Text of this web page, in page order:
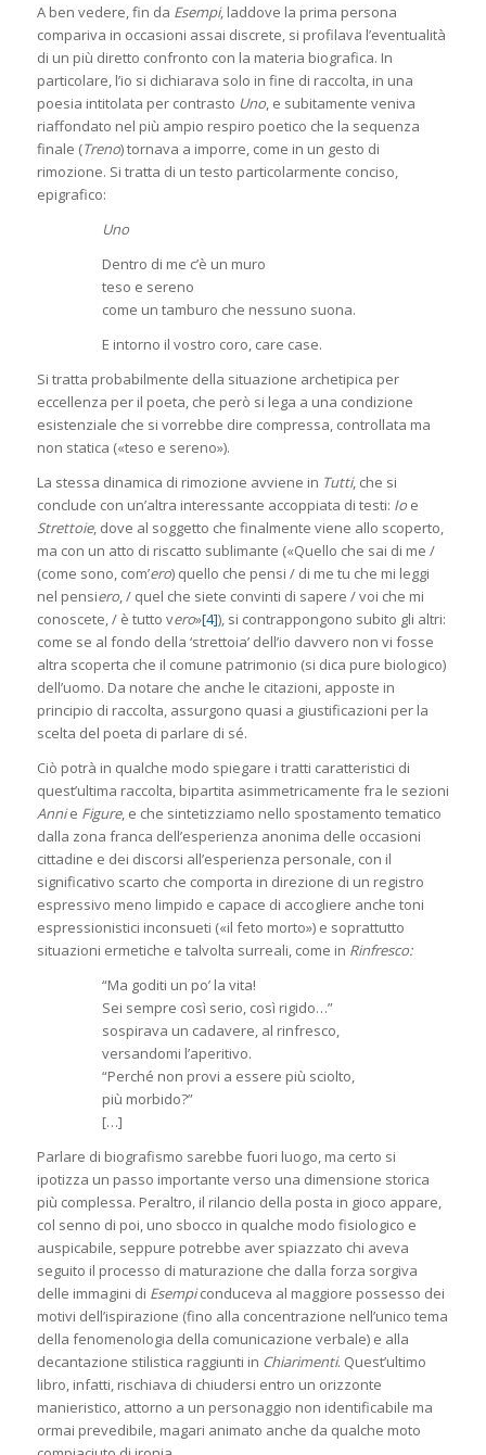
A ben vedere, fin da Esempi, laddove la prima persona
compariva in occasioni assai discrete, si profilava l’eventualità
di un più diretto confronto con la materia biografica. In
particolare, l’io si dichiarava solo in fine di raccolta, in una
poesia intitolata per contrasto Uno, e subitamente veniva
riaffondato nel più ampio respiro poetico che la sequenza
finale (Treno) tornava a imporre, come in un gesto di
rimozione. Si tratta di un testo particolarmente conciso,
epigrafico:
Uno
Dentro di me c’è un muro
teso e sereno
come un tamburo che nessuno suona.
E intorno il vostro coro, care case.
Si tratta probabilmente della situazione archetipica per
eccellenza per il poeta, che però si lega a una condizione
esistenziale che si vorrebbe dire compressa, controllata ma
non statica («teso e sereno»).
La stessa dinamica di rimozione avviene in Tutti, che si
conclude con un’altra interessante accoppiata di testi: Io e
Strettoie, dove al soggetto che finalmente viene allo scoperto,
ma con un atto di riscatto sublimante («Quello che sai di me /
(come sono, com’ero) quello che pensi / di me tu che mi leggi
nel pensiero, / quel che siete convinti di sapere / voi che mi
conoscete, / è tutto vero»[4]), si contrappongono subito gli altri:
come se al fondo della ‘strettoia’ dell’io davvero non vi fosse
altra scoperta che il comune patrimonio (si dica pure biologico)
dell’uomo. Da notare che anche le citazioni, apposte in
principio di raccolta, assurgono quasi a giustificazioni per la
scelta del poeta di parlare di sé.
Ciò potrà in qualche modo spiegare i tratti caratteristici di
quest’ultima raccolta, bipartita asimmetricamente fra le sezioni
Annie Figure, e che sintetizziamo nello spostamento tematico
dalla zona franca dell’esperienza anonima delle occasioni
cittadine e dei discorsi all’esperienza personale, con il
significativo scarto che comporta in direzione di un registro
espressivo meno limpido e capace di accogliere anche toni
espressionistici inconsueti («il feto morto») e soprattutto
situazioni ermetiche e talvolta surreali, come in Rinfresco:
“Ma goditi un po’ la vita!
Sei sempre così serio, così rigido…”
sospirava un cadavere, al rinfresco,
versandomi l’aperitivo.
“Perché non provi a essere più sciolto,
più morbido?”
[…]
Parlare di biografismo sarebbe fuori luogo, ma certo si
ipotizza un passo importante verso una dimensione storica
più complessa. Peraltro, il rilancio della posta in gioco appare,
col senno di poi, uno sbocco in qualche modo fisiologico e
auspicabile, seppure potrebbe aver spiazzato chi aveva
seguito il processo di maturazione che dalla forza sorgiva
delle immagini di Esempiconduceva al maggiore possesso dei
motivi dell’ispirazione (fino alla concentrazione nell’unico tema
della fenomenologia della comunicazione verbale) e alla
decantazione stilistica raggiunti in Chiarimenti. Quest’ultimo
libro, infatti, rischiava di chiudersi entro un orizzonte
manieristico, attorno a un personaggio non identificabile ma
ormai prevedibile, magari animato anche da qualche moto